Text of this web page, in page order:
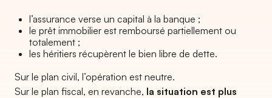
l’assurance verse un capital à la banque ;
le prêt immobilier est remboursé partiellement ou
totalement ;
les héritiers récupèrent le bien libre de dette.
Sur le plan civil, l’opération est neutre.
Sur le plan fiscal, en revanche, la situation est plus